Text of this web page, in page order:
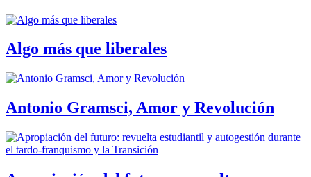
Algo más que liberales
Antonio Gramsci, Amor y Revolución